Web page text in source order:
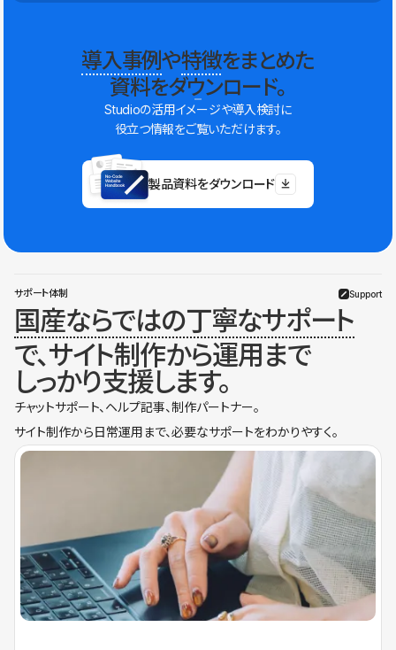
導入事例や特徴をまとめた
資料をダウンロード。
Studioの活用イメージや導入検討に
役立つ情報をご覧いただけます。
製品資料をダウンロード
サポート体制 Support
国産ならではの丁寧なサポート
で、サイト制作から運用まで
しっかり支援します。
チャットサポート、ヘルプ記事、制作パートナー。
サイト制作から日常運用まで、必要なサポートをわかりやすく。